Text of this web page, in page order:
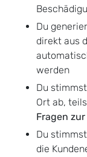
Du
direkt aus
werden
Du
Ort ab,
Fragen
Du
die